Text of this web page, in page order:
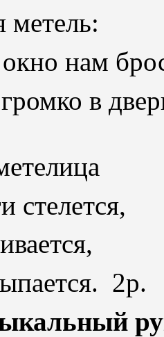
метель:
нам
в
стелется,